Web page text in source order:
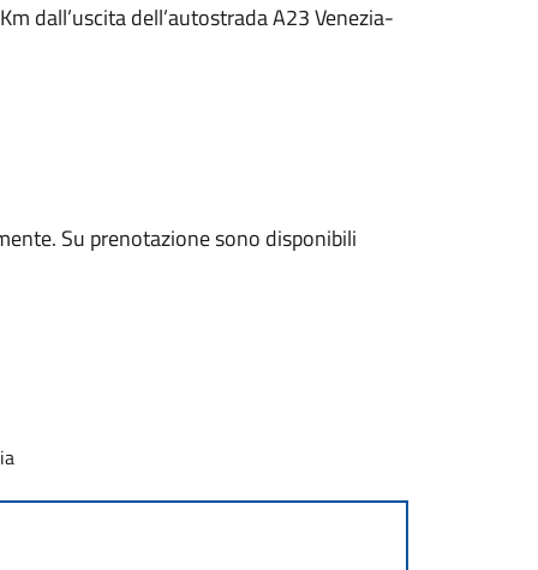
dall’uscita dell’autostrada A23 Venezia-
Su prenotazione sono disponibili